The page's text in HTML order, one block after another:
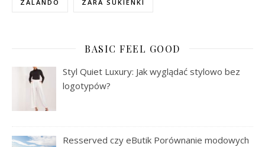
ZALANDO ZARA SUKIENKI
BASIC FEEL GOOD
Styl Quiet Luxury: Jak wyglądać stylowo bez
logotypów?
Resserved czy eButik Porównanie modowych